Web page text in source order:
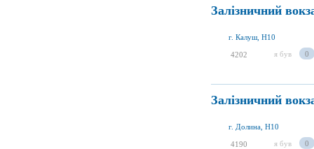
Залізничний
г. Калуш, H10
4202 я був 0
Залізничний
г. Долина, H10
4190 я був 0